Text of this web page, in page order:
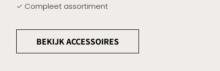
✓ Compleet assortiment
BEKIJK ACCESSOIRES